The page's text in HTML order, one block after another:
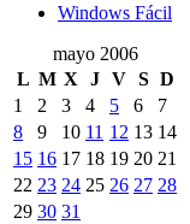
Windows Fácil
mayo 2006
L M X J V S D
1
2 3 4 5 6
7
8
9 10 11 12 13 14
15 16 17 18 19 20 21
22 23 24 25 26 27 28
29 30 31